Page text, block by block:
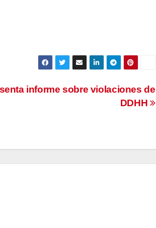
informe sobre violaciones de
DDHH